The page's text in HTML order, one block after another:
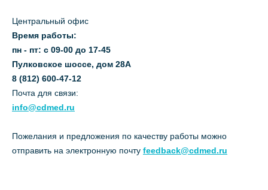
Центральный офис
Время работы:
пн - пт: с 09-00 до 17-45
Пулковское шоссе, дом 28А
8 (812) 600-47-12
Почта для связи:
info@cdmed.ru
Пожелания и предложения по качеству работы можно
отправить на электронную почту feedback@cdmed.ru